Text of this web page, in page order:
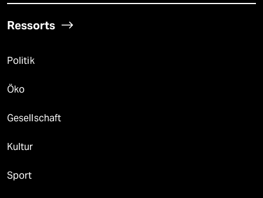
Ressorts
Politik
Öko
Gesellschaft
Kultur
Sport